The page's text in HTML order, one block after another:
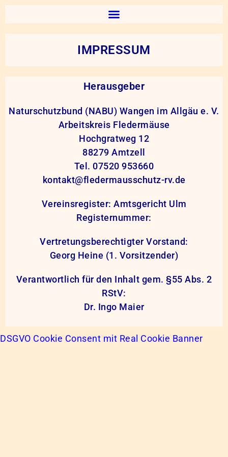
IMPRESSUM
Herausgeber
Naturschutzbund (NABU) Wangen im Allgäu e. V.
Arbeitskreis Fledermäuse
Hochgratweg 12
88279 Amtzell
Tel. 07520 953660
kontakt@fledermausschutz-rv.de
Vereinsregister: Amtsgericht Ulm
Registernummer:
Vertretungsberechtigter Vorstand:
Georg Heine (1. Vorsitzender)
Verantwortlich für den Inhalt gem. §55 Abs. 2
RStV:
Dr. Ingo Maier
DSGVO Cookie Consent mit Real Cookie Banner